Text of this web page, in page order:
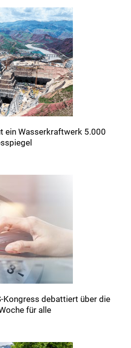
ein Wasserkraftwerk 5.000
Kongress debattiert über die
für alle